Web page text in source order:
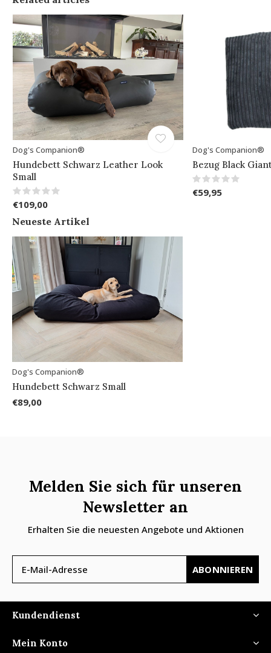
Dog's Companion®
Hundebett Schwarz Leather Look
Small
€109,00
Dog's Companion®
Bezug Black
€59,95
Neueste Artikel
Dog's Companion®
Hundebett Schwarz Small
€89,00
Melden Sie sich für unseren
Newsletter an
Erhalten Sie die neuesten Angebote und Aktionen
ABONNIEREN
Kundendienst
Mein Konto